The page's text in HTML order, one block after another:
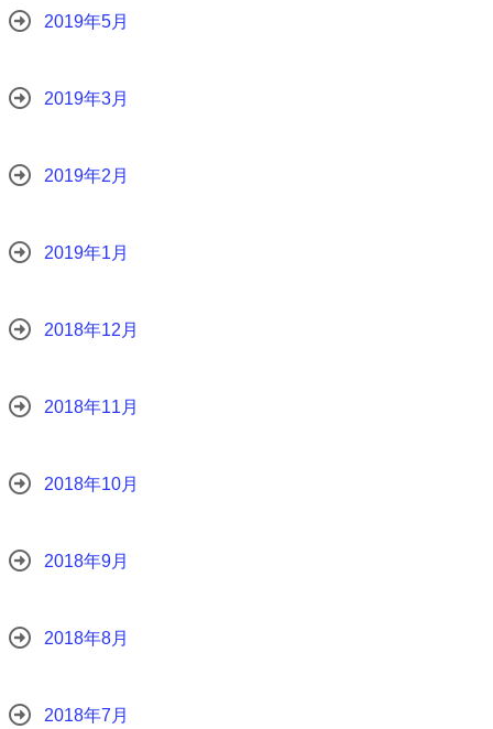
2019年5月
2019年3月
2019年2月
2019年1月
2018年12月
2018年11月
2018年10月
2018年9月
2018年8月
2018年7月